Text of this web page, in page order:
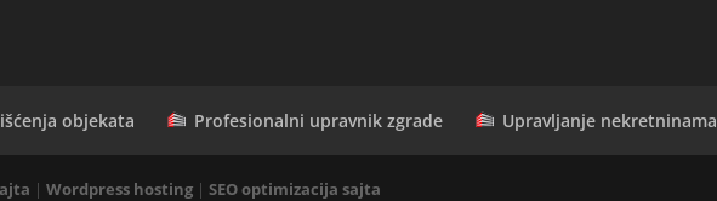
objekata Profesionalni upravnik zgrade Upravljanje nekretninama
|Wordpress hosting |SEO optimizacija sajta